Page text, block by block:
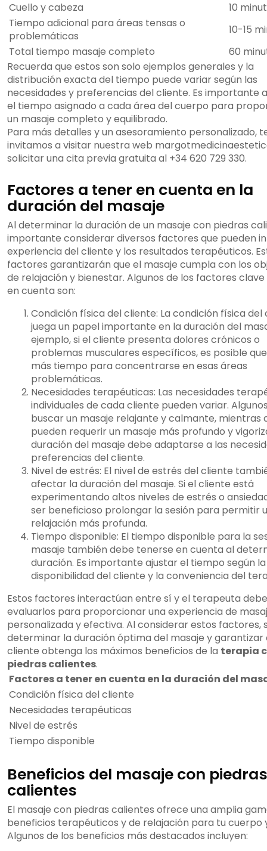
Cuello y cabeza
10
Tiempo adicional para áreas tensas o
problemáticas
10-15
Total tiempo masaje completo
60
Recuerda que estos son solo ejemplos generales y la
distribución exacta del tiempo puede variar según las
necesidades y preferencias del cliente. Es importante
el tiempo asignado a cada área del cuerpo para
un masaje completo y equilibrado.
Para más detalles y un asesoramiento personalizado,
invitamos a visitar nuestra web
solicitar una cita previa gratuita al +34 620 729 330.
Factores a tener en cuenta en la
duración del masaje
Al determinar la duración de un masaje con piedras
importante considerar diversos factores que pueden
experiencia del cliente y los resultados terapéuticos.
factores garantizarán que el masaje cumpla con los
de relajación y bienestar. Algunos de los factores
en cuenta son:
Condición física del cliente: La condición física del
juega un papel importante en la duración del
ejemplo, si el cliente presenta dolores crónicos o
problemas musculares específicos, es posible
más tiempo para concentrarse en esas áreas
problemáticas.
Necesidades terapéuticas: Las necesidades
individuales de cada cliente pueden variar.
buscar un masaje relajante y calmante, mientras
pueden requerir un masaje más profundo y
duración del masaje debe adaptarse a las
preferencias del cliente.
Nivel de estrés: El nivel de estrés del cliente
afectar la duración del masaje. Si el cliente está
experimentando altos niveles de estrés o
ser beneficioso prolongar la sesión para permitir
relajación más profunda.
Tiempo disponible: El tiempo disponible para la
masaje también debe tenerse en cuenta al
duración. Es importante ajustar el tiempo según la
disponibilidad del cliente y la conveniencia del
Estos factores interactúan entre sí y el terapeuta debe
evaluarlos para proporcionar una experiencia de
personalizada y efectiva. Al considerar estos factores,
determinar la duración óptima del masaje y garantizar
cliente obtenga los máximos beneficios de la terapia
piedras calientes.
Factores a tener en cuenta en la duración del
Condición física del cliente
Necesidades terapéuticas
Nivel de estrés
Tiempo disponible
Beneficios del masaje con piedras
calientes
El masaje con piedras calientes ofrece una amplia
beneficios terapéuticos y de relajación para tu cuerpo
Algunos de los beneficios más destacados incluyen: